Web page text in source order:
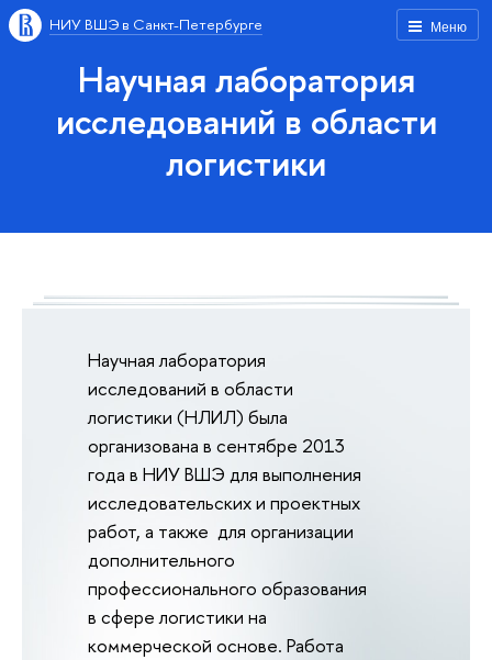
Меню
НИУ ВШЭ в Санкт-Петербурге
Научная лаборатория
исследований в области
логистики
Научная лаборатория
исследований в области
логистики (НЛИЛ) была
организована в сентябре 2013
года в НИУ ВШЭ для выполнения
исследовательских и проектных
работ, а также для организации
дополнительного
профессионального образования
в сфере логистики на
коммерческой основе. Работа